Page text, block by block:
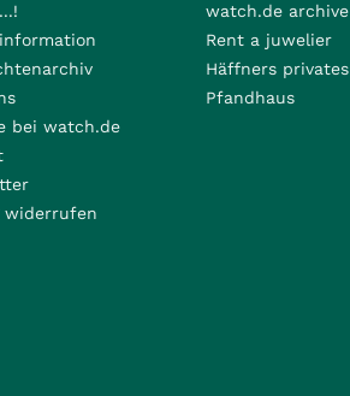
bei watch.de
widerrufen
watch.de archive
Rent a juwelier
Häffners privates
Pfandhaus